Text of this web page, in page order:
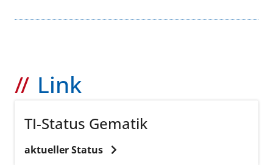
Link
TI-Status Gematik
aktueller Status